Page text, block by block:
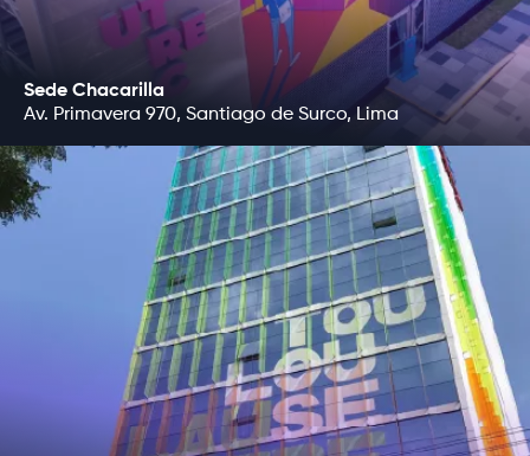
Sede Chacarilla
Av. Primavera 970, Santiago de Surco, Lima